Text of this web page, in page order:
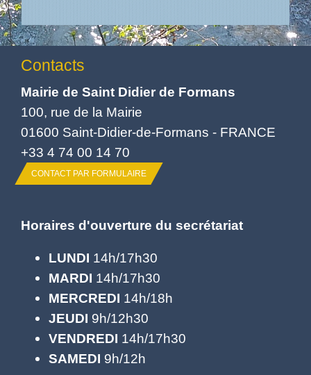
Contacts
Mairie de Saint Didier de Formans
100, rue de la Mairie
01600 Saint-Didier-de-Formans - FRANCE
+33 4 74 00 14 70
CONTACT PAR FORMULAIRE
Horaires d'ouverture du secrétariat
LUNDI 14h/17h30
MARDI 14h/17h30
MERCREDI 14h/18h
JEUDI 9h/12h30
VENDREDI 14h/17h30
SAMEDI 9h/12h